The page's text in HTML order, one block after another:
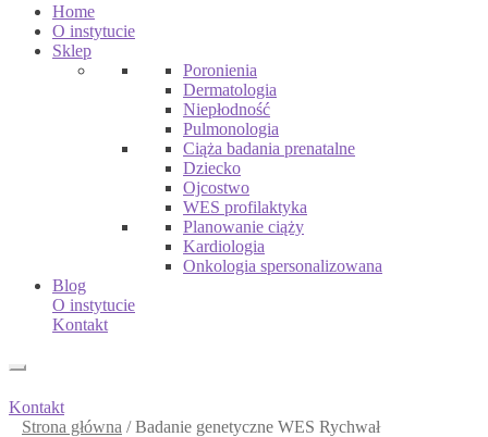
Home
O instytucie
Sklep
Poronienia
Dermatologia
Niepłodność
Pulmonologia
Ciąża badania prenatalne
Dziecko
Ojcostwo
WES profilaktyka
Planowanie ciąży
Kardiologia
Onkologia spersonalizowana
Blog
O instytucie
Kontakt
Kontakt
Strona główna /Badanie genetyczne WES Rychwał